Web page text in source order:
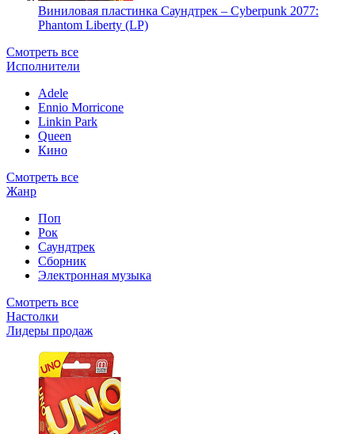
Виниловая пластинка Саундтрек – Cyberpunk 2077:
Phantom Liberty (LP)
Смотреть все
Исполнители
Adele
Ennio Morricone
Linkin Park
Queen
Кино
Смотреть все
Жанр
Поп
Рок
Саундтрек
Сборник
Электронная музыка
Смотреть все
Настолки
Лидеры продаж